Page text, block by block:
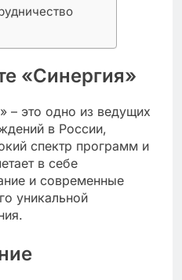
«Синергия»
– это одно из ведущих
в России,
спектр программ и
в себе
и современные
уникальной